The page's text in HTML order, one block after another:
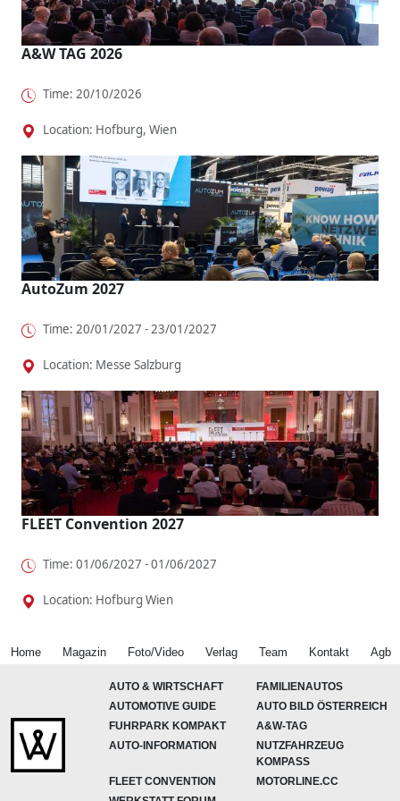
A&W TAG 2026
Time: 20/10/2026
Location: Hofburg, Wien
AutoZum 2027
Time: 20/01/2027 - 23/01/2027
Location: Messe Salzburg
FLEET Convention 2027
Time: 01/06/2027 - 01/06/2027
Location: Hofburg Wien
Home Magazin Foto/Video Verlag Team Kontakt Agb
AUTO & WIRTSCHAFT
FAMILIENAUTOS
AUTOMOTIVE GUIDE
AUTO BILD ÖSTERREICH
FUHRPARK KOMPAKT
A&W-TAG
AUTO-INFORMATION
NUTZFAHRZEUG
KOMPASS
FLEET CONVENTION
MOTORLINE.CC